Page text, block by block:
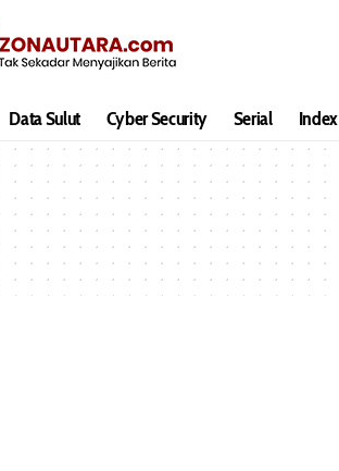
Data Sulut Cyber Security Serial Index